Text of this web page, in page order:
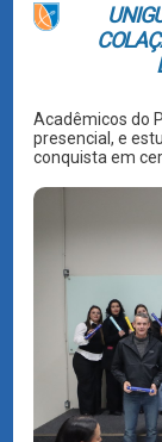
Acadêmicos do
presencial, e
conquista em